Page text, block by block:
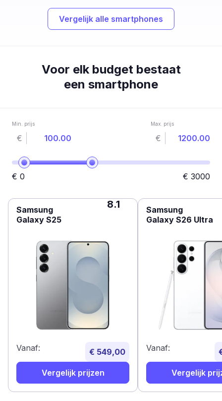
Vergelijk alle smartphones
Voor elk budget bestaat
een smartphone
Min. prijs
€
Max. prijs
€
€ 0 € 3000
Samsung
Galaxy S25
8.1
Vanaf: € 549,00
Vergelijk prijzen
Samsung
Galaxy S26 Ultra
Vanaf:
Vergelijk